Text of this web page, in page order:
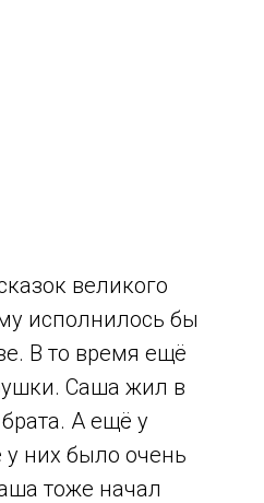
великого
исполнилось бы
В то время ещё
Саша жил в
А ещё у
них было очень
тоже начал